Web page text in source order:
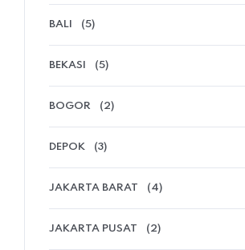
BALI (5)
BEKASI (5)
BOGOR (2)
DEPOK (3)
JAKARTA BARAT (4)
JAKARTA PUSAT (2)